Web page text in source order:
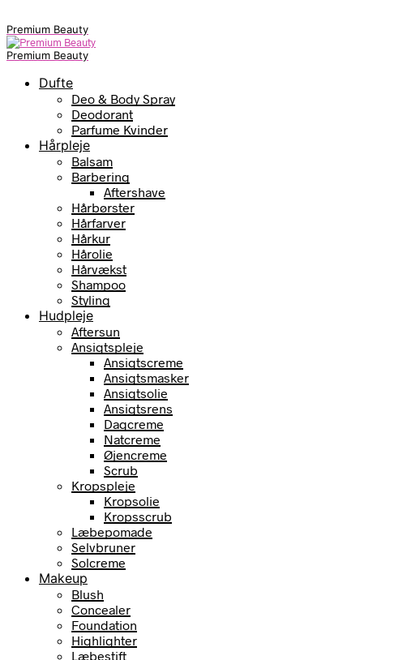
Premium Beauty
Premium Beauty
Dufte
Deo & Body Spray
Deodorant
Parfume Kvinder
Hårpleje
Balsam
Barbering
Aftershave
Hårbørster
Hårfarver
Hårkur
Hårolie
Hårvækst
Shampoo
Styling
Hudpleje
Aftersun
Ansigtspleje
Ansigtscreme
Ansigtsmasker
Ansigtsolie
Ansigtsrens
Dagcreme
Natcreme
Øjencreme
Scrub
Kropspleje
Kropsolie
Kropsscrub
Læbepomade
Selvbruner
Solcreme
Makeup
Blush
Concealer
Foundation
Highlighter
Læbestift